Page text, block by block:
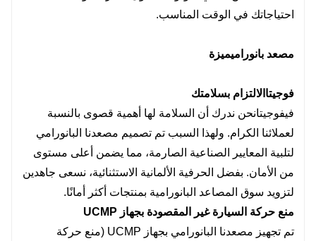
احتياجاتك في الوقت المناسب.
مصعد بانوراميميزة
فوجيتا الالتزام بسلامتك
فيفوجيتانحن ندرك أن السلامة لها أهمية قصوى بالنسبة
لعملائنا الكرام. ولهذا السبب تم تصميم مصعدنا البانورامي
لتلبية المعايير الصناعية الصارمة، مما يضمن أعلى مستوى
من الأمان. بفضل الحرفية الألمانية الاستثنائية، نسعى جاهدين
لتزويد سوق المصاعد البانورامية بمنتجات أكثر أمانًا.
منع حركة السيارة غير المقصودة بجهاز UCMP
تم تجهيز مصعدنا البانورامي بجهاز UCMP (منع حركة